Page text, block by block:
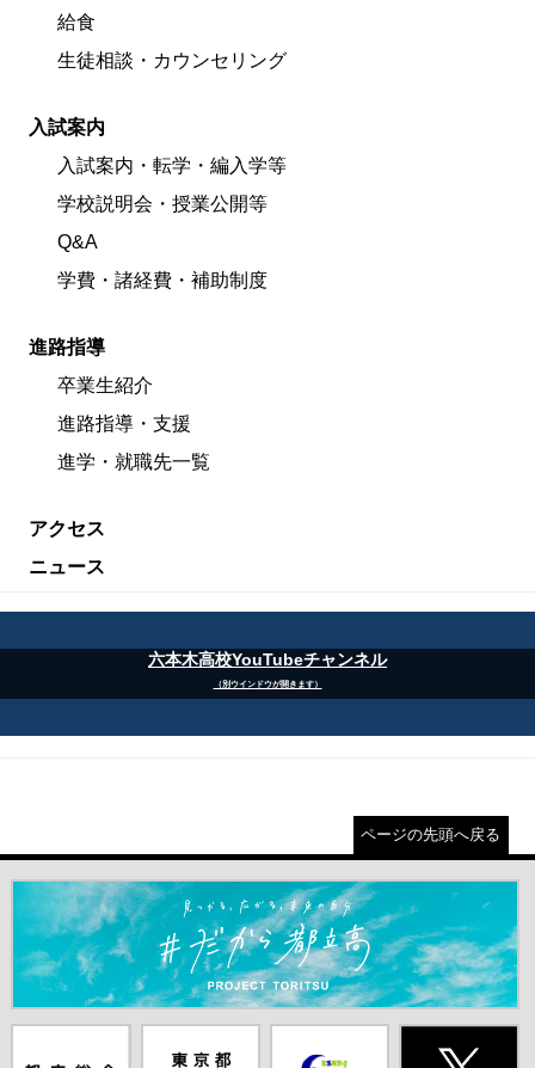
給食
生徒相談・カウンセリング
入試案内
入試案内・転学・編入学等
学校説明会・授業公開等
Q&A
学費・諸経費・補助制度
進路指導
卒業生紹介
進路指導・支援
進学・就職先一覧
アクセス
ニュース
六本木高校YouTubeチャンネル
（別ウインドウが開きます）
ページの先頭へ戻る
＃だから都立高（別ウインドウが開きます）